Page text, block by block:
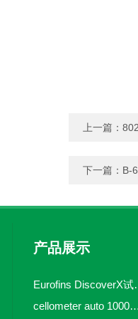
上一篇：
下一篇： B-
产品展示
cellometer auto 1000全自